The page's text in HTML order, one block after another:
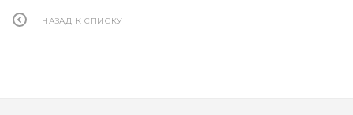
НАЗАД К СПИСКУ